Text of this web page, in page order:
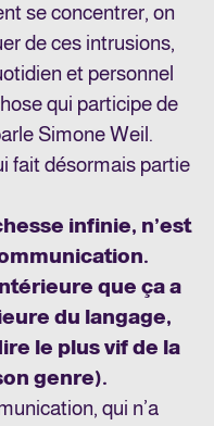
se concentrer, on
de ces intrusions,
et personnel
qui participe de
Simone Weil.
fait désormais partie
infinie, n’est
que ça a
du langage,
le plus vif de la
genre).
qui n’a